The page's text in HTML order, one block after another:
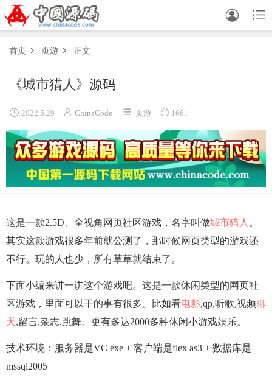


首页  页游  正文
《城市猎人》源码
 2022.5.29  ChinaCode  页游  1661
这是一款2.5D、全视角网页社区游戏，名字叫做城市猎人 。
其实这款游戏很多年前就公测了，那时候网页类型的游戏还
不行。玩的人也少，所有草草就结束了。
下面小编来讲一讲这个游戏吧。这是一款休闲类型的网页社
区游戏，里面可以干的事有很多。比如看电影,qp,听歌,视频聊
天,留言,杂志,跳舞。更有多达2000多种休闲小游戏娱乐。
技术环境：服务器是VC exe + 客户端是flex as3 + 数据库是
mssql2005